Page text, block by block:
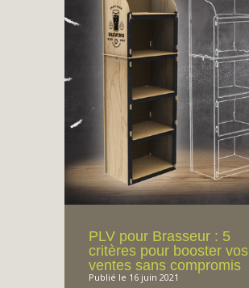
PLV pour Brasseur : 5
critères pour booster vos
ventes sans compromis
Publié le 16 juin 2021